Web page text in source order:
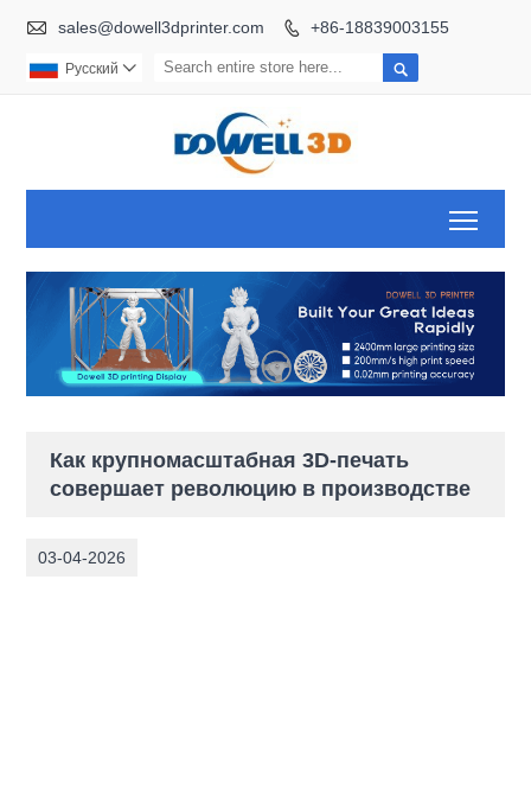
 sales@dowell3dprinter.com  +86-18839003155

Pусский 
Как крупномасштабная 3D-печать
совершает революцию в производстве
03-04-2026